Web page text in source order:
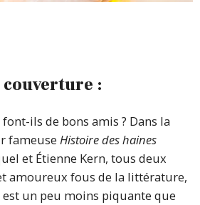
:
ils de bons amis ? Dans la
fameuse Histoire des haines
et Étienne Kern, tous deux
amoureux fous de la littérature,
un peu moins piquante que